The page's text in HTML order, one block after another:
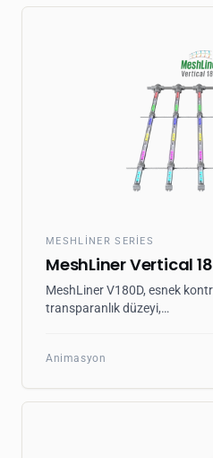
MESHLINER SERIES
MeshLiner Vertical
MeshLiner V180D, esnek
transparanlık düzeyi,…
Animasyon